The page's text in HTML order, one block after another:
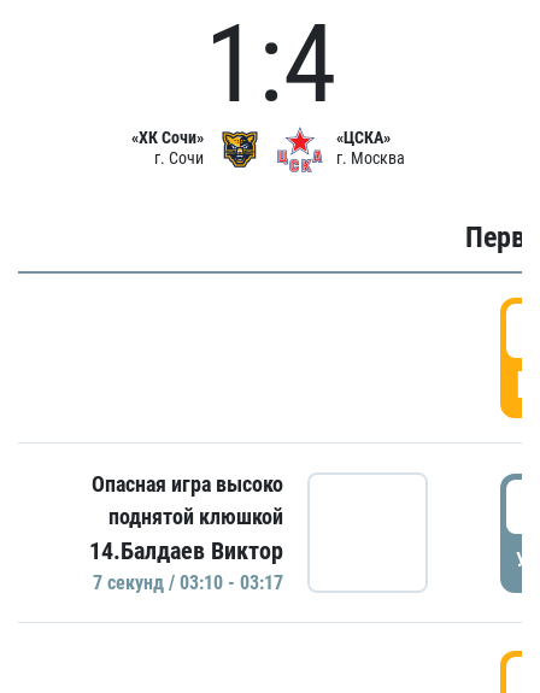
«ХК Сочи»
г. Сочи
1:4
«ЦСКА»
г. Москва
Опасная игра высоко
поднятой клюшкой
14.Балдаев Виктор
7 секунд / 03:10 - 03:17